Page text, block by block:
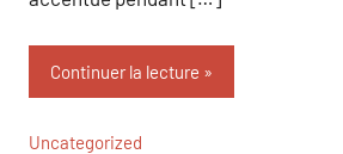
Continuer la lecture
Uncategorized